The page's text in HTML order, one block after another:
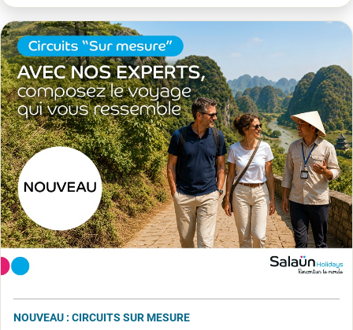
NOUVEAU : CIRCUITS SUR MESURE